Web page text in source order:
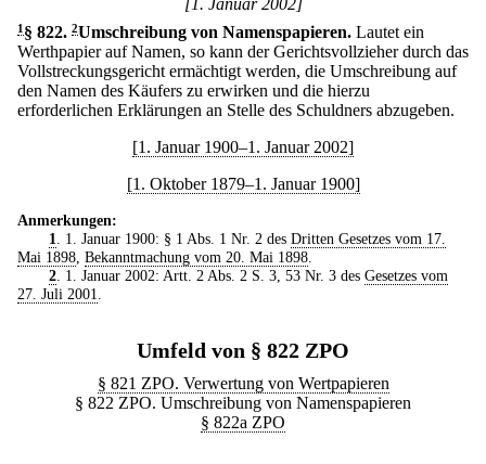
[1. Januar 2002]
1 § 822. 2Umschreibung von Namenspapieren. Lautet ein
Werthpapier auf Namen, so kann der Gerichtsvollzieher durch das
Vollstreckungsgericht ermächtigt werden, die Umschreibung auf
den Namen des Käufers zu erwirken und die hierzu
erforderlichen Erklärungen an Stelle des Schuldners abzugeben.
[1. Januar 1900–1. Januar 2002]
[1. Oktober 1879–1. Januar 1900]
Anmerkungen:
1
. 1. Januar 1900: § 1 Abs. 1 Nr. 2 des Dritten Gesetzes vom 17.
Mai 1898 Bekanntmachung vom 20. Mai 1898
2. 1. Januar 2002: Artt. 2 Abs. 2 S. 3, 53 Nr. 3 des Gesetzes vom
27. Juli 2001
Umfeld von § 822 ZPO
§ 821 ZPO. Verwertung von Wertpapieren
§ 822 ZPO. Umschreibung von Namenspapieren
§ 822a ZPO